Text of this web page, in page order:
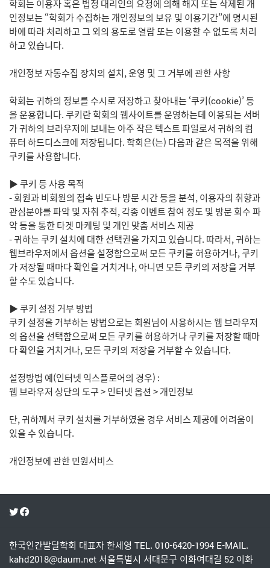
한국인간발달학회 대표자 한세영 TEL. 010-6420-1994 E-MAIL.
kahd2018@daum.net 서울특별시 서대문구 이화여대길 52 이화